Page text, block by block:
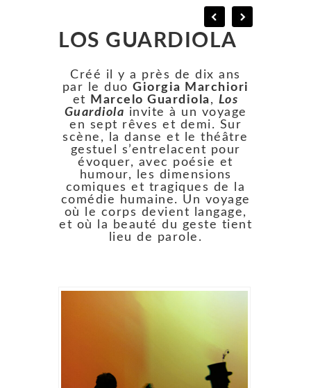
LOS GUARDIOLA
Créé il y a près de dix ans
par le duo Giorgia Marchiori
et
Marcelo Guardiola, Los
Guardiola invite à un voyage
en sept rêves et demi. Sur
scène, la danse et le théâtre
gestuel s’entrelacent pour
évoquer, avec poésie et
humour, les dimensions
comiques et tragiques de la
comédie humaine. Un voyage
où le corps devient langage,
et où la beauté du geste tient
lieu de parole.